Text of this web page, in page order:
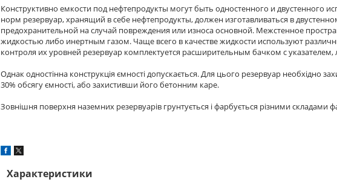
Конструктивно емкости под нефтепродукты могут быть одностенного и двустенного
норм резервуар, хранящий в себе нефтепродукты, должен изготавливаться в
предохранительной на случай повреждения или износа основной. Межстенное
жидкостью либо инертным газом. Чаще всего в качестве жидкости используют
контроля их уровней резервуар комплектуется расширительным бачком с
Однак одностінна конструкція ємності допускається. Для цього резервуар необхідно
30% обсягу ємності, або захистивши його бетонним каре.
Зовнішня поверхня наземних резервуарів грунтується і фарбується різними складами
Характеристики